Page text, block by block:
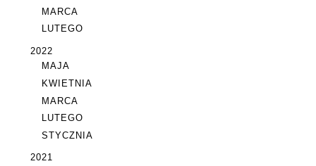
MARCA
LUTEGO
2022
MAJA
KWIETNIA
MARCA
LUTEGO
STYCZNIA
2021